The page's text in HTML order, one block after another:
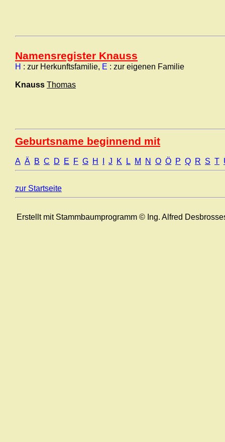
Namensregister Knauss
H : zur Herkunftsfamilie, E : zur eigenen Familie
Knauss Thomas
Geburtsname beginnend mit
A Ä B C D E F G H J K L M N O Ö P Q R S T
zur Startseite
Erstellt mit Stammbaumprogramm © Ing. Alfred